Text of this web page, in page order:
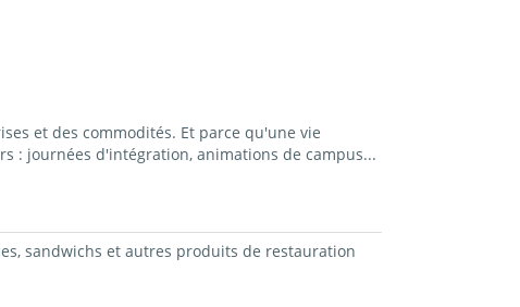
et des commodités. Et parce qu'une vie
: journées d'intégration, animations de campus...
sandwichs et autres produits de restauration